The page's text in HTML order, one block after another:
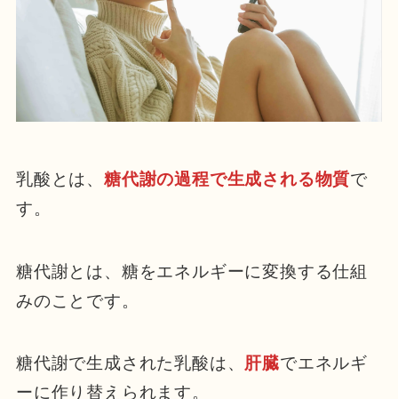
乳酸とは、 糖代謝の過程で生成される物質で
す。
糖代謝とは、糖をエネルギーに変換する仕組
みのことです。
糖代謝で生成された乳酸は、 肝臓でエネルギ
ーに作り替えられます。